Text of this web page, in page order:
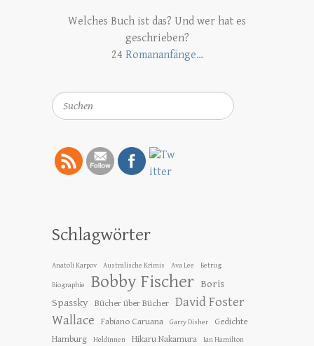
Welches Buch ist das? Und wer hat es
geschrieben?
24 Romananfänge…
Suchen
Schlagwörter
Anatoli Karpov Australische Krimis Ava Lee Betrug
Biographie Bobby Fischer Boris
Spassky Bücher über Bücher David Foster
Wallace
Fabiano Caruana Garry Disher
Gedichte
Hamburg
Heldinnen Hikaru Nakamura Ian Hamilton